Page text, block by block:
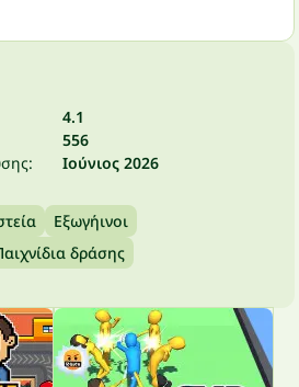
4.1
556
Ιούνιος 2026
Εξωγήινοι
δράσης